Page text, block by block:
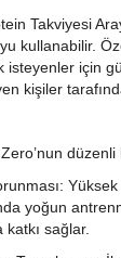
Takviyesi
kullanabilir.
isteyenler için
kişiler
yoğun
sağlar.